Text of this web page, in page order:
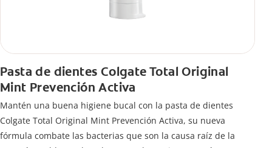
Pasta de dientes Colgate Total Original
Mint Prevención Activa
Mantén una buena higiene bucal con la pasta de dientes
Colgate Total Original Mint Prevención Activa, su nueva
fórmula combate las bacterias que son la causa raíz de la